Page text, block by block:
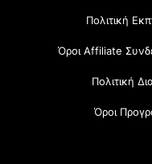
Πολιτική
Όροι Affiliate
Πολιτική
Όροι